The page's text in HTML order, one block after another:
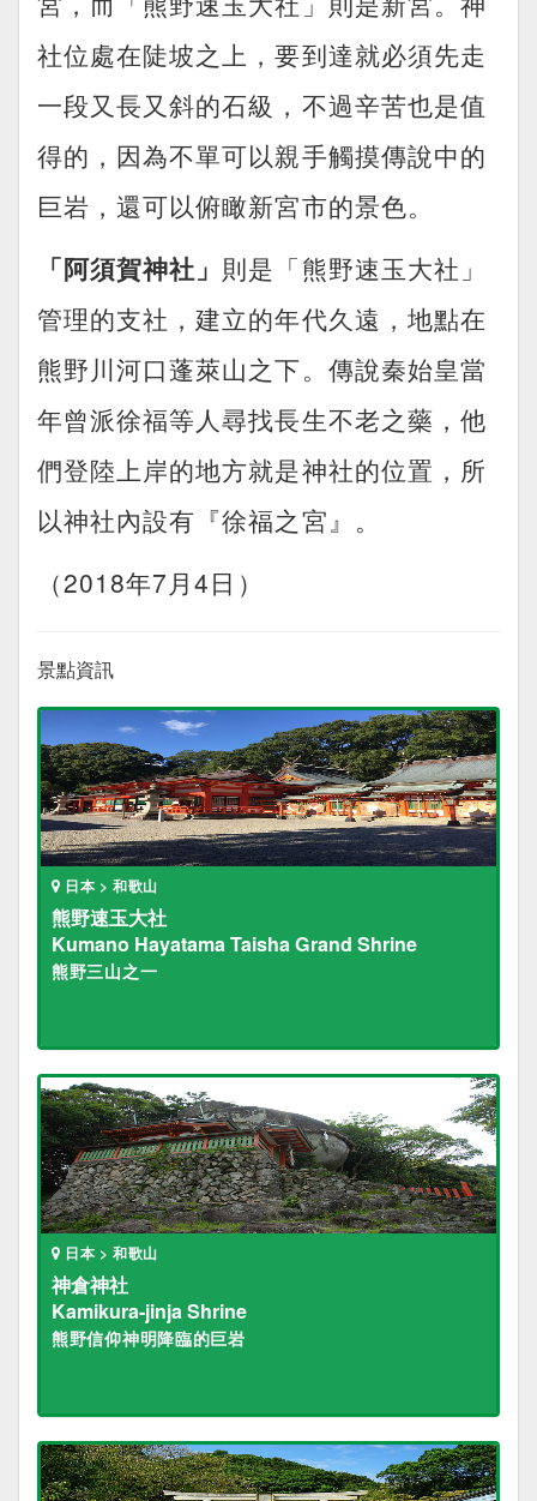
社位處在陡坡之上，要到達就必須先走
一段又長又斜的石級，不過辛苦也是值
得的，因為不單可以親手觸摸傳說中的
巨岩，還可以俯瞰新宮市的景色。
「阿須賀神社」 則是「熊野速玉大社」
管理的支社，建立的年代久遠，地點在
熊野川河口蓬萊山之下。傳說秦始皇當
年曾派徐福等人尋找長生不老之藥，他
們登陸上岸的地方就是神社的位置，所
以神社內設有『徐福之宮』。
（2018年7月4日）
景點資訊
日本 > 和歌山
熊野速玉大社
Kumano Hayatama Taisha Grand Shrine
熊野三山之一
日本 > 和歌山
神倉神社
Kamikura-jinja Shrine
熊野信仰神明降臨的巨岩